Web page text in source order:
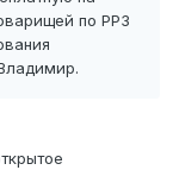
по РР3